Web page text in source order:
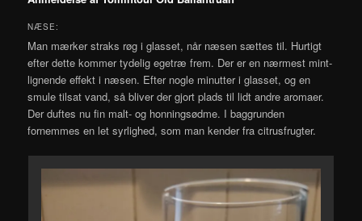
NÆSE:
Man mærker straks røg i glasset, når næsen sættes til. Hurtigt
efter dette kommer tydelig egetræ frem. Der er en nærmest mint-
lignende effekt i næsen. Efter nogle minutter i glasset, og en
smule tilsat vand, så bliver der gjort plads til lidt andre aromaer.
Der duftes nu fin malt- og honningsødme. I baggrunden
fornemmes en let syrlighed, som man kender fra citrusfrugter.